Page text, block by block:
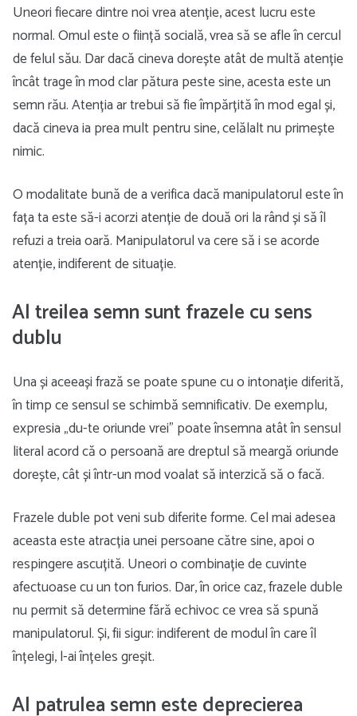
Uneori fiecare dintre noi vrea atenție, acest lucru este
normal. Omul este o ființă socială, vrea să se afle în cercul
de felul său. Dar dacă cineva dorește atât de multă atenție
încât trage în mod clar pătura peste sine, acesta este un
semn rău. Atenția ar trebui să fie împărțită în mod egal și,
dacă cineva ia prea mult pentru sine, celălalt nu primește
nimic.
O modalitate bună de a verifica dacă manipulatorul este în
fața ta este să-i acorzi atenție de două ori la rând și să îl
refuzi a treia oară. Manipulatorul va cere să i se acorde
atenție, indiferent de situație.
Al treilea semn sunt frazele cu sens
dublu
Una și aceeași frază se poate spune cu o intonație diferită,
în timp ce sensul se schimbă semnificativ. De exemplu,
expresia „du-te oriunde vrei” poate însemna atât în ​​sensul
literal acord că o persoană are dreptul să meargă oriunde
dorește, cât și într-un mod voalat să interzică să o facă.
Frazele duble pot veni sub diferite forme. Cel mai adesea
aceasta este atracția unei persoane către sine, apoi o
respingere ascuțită. Uneori o combinație de cuvinte
afectuoase cu un ton furios. Dar, în orice caz, frazele duble
nu permit să determine fără echivoc ce vrea să spună
manipulatorul. Și, fii sigur: indiferent de modul în care îl
înțelegi, l-ai înțeles greșit.
Al patrulea semn este deprecierea